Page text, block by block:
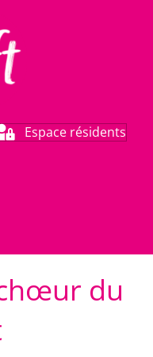
Espace résidents
du